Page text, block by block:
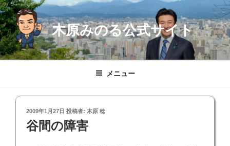
コ
ン
テ
ン
ツ
木原みのる公式サイト
メニュー
投
稿
日:
2009年1月27日 投稿者: 木原 稔
谷間の障害